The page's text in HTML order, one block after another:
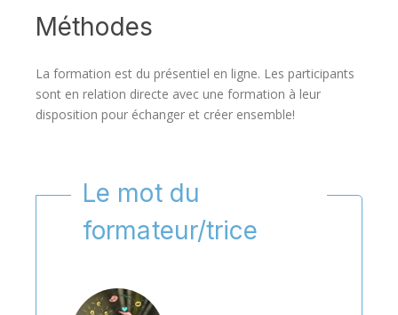
Méthodes
La formation est du présentiel en ligne. Les participants
sont en relation directe avec une formation à leur
disposition pour échanger et créer ensemble!
Le mot du
formateur/trice